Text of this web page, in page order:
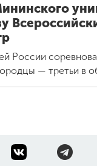
России
— третьи в